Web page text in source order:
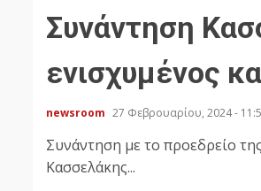
Συνάντηση
ενισχυμένος
newsroom 27 Φεβρουαρίου, 2024 -
Συνάντηση με το προεδρείο
Κασσελάκης...